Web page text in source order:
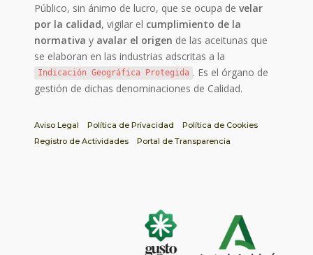
Público, sin ánimo de lucro, que se ocupa develar
por la calidad, vigilar el cumplimiento de la
normativa y avalar el origen de las aceitunas que
se elaboran en las industrias adscritas a la
Indicación Geográfica Protegida . Es el órgano de
gestión de dichas denominaciones de Calidad.
Aviso Legal Política de Privacidad
Política de Cookies
Registro de Actividades
Portal de Transparencia